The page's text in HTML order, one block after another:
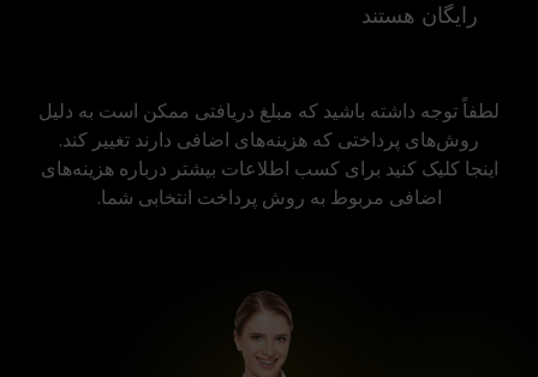
رایگان هستند
لطفاً توجه داشته باشید که مبلغ دریافتی ممکن است به دلیل
روش‌های پرداختی که هزینه‌های اضافی دارند تغییر کند.
اینجا کلیک کنید برای کسب اطلاعات بیشتر درباره هزینه‌های
اضافی مربوط به روش پرداخت انتخابی شما.